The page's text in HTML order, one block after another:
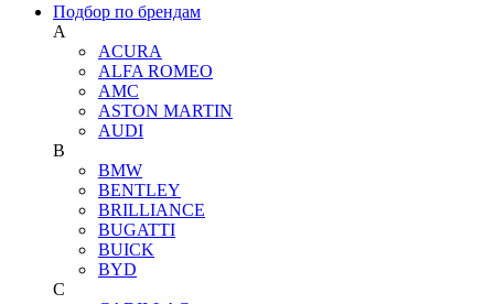
Подбор по брендам
A
ACURA
ALFA ROMEO
AMC
ASTON MARTIN
AUDI
B
BMW
BENTLEY
BRILLIANCE
BUGATTI
BUICK
BYD
C